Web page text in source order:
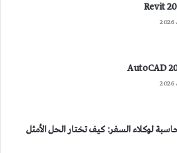
لوكلاء السفر: كيف تختار الحل الأمثل